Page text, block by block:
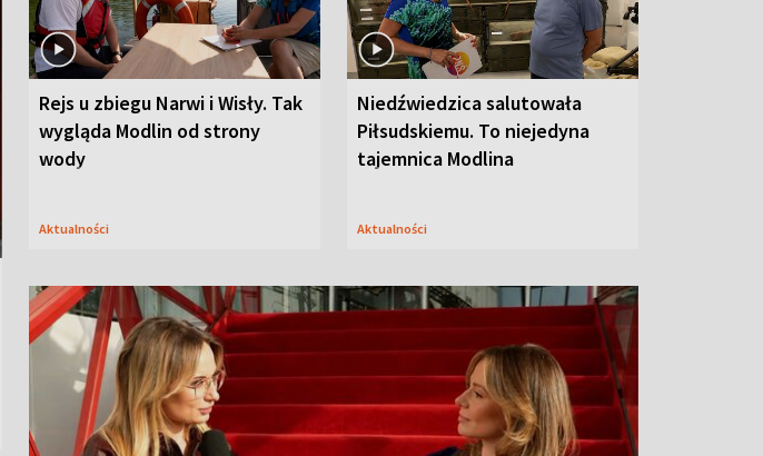
Rejs u zbiegu Narwi i Wisły. Tak
wygląda Modlin od strony
wody
Aktualności
Niedźwiedzica salutowała
Piłsudskiemu. To niejedyna
tajemnica Modlina
Aktualności